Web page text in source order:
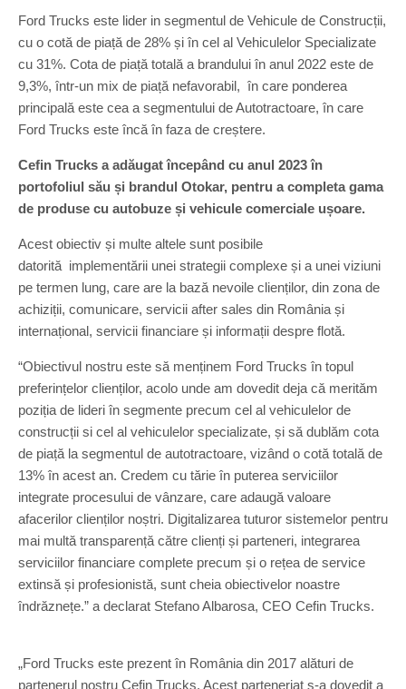
Ford Trucks este lider in segmentul de Vehicule de Construcții,
cu o cotă de piață de 28% și în cel al Vehiculelor Specializate
cu 31%. Cota de piață totală a brandului în anul 2022 este de
9,3%, într-un mix de piață nefavorabil, în care ponderea
principală este cea a segmentului de Autotractoare, în care
Ford Trucks este încă în faza de creștere.
Cefin Trucks a adăugat începând cu anul 2023 în
portofoliul său și brandul Otokar, pentru a completa gama
de produse cu autobuze și vehicule comerciale ușoare.
Acest obiectiv și multe altele sunt posibile
datorită implementării unei strategii complexe și a unei viziuni
pe termen lung, care are la bază nevoile clienților, din zona de
achiziții, comunicare, servicii after sales din România și
internațional, servicii financiare și informații despre flotă.
“Obiectivul nostru este să menținem Ford Trucks în topul
preferințelor clienților, acolo unde am dovedit deja că merităm
poziția de lideri în segmente precum cel al vehiculelor de
construcții si cel al vehiculelor specializate, și să dublăm cota
de piață la segmentul de autotractoare, vizând o cotă totală de
13% în acest an. Credem cu tărie în puterea serviciilor
integrate procesului de vânzare, care adaugă valoare
afacerilor clienților noștri. Digitalizarea tuturor sistemelor pentru
mai multă transparență către clienți și parteneri, integrarea
serviciilor financiare complete precum și o rețea de service
extinsă și profesionistă, sunt cheia obiectivelor noastre
îndrăznețe.” a declarat Stefano Albarosa, CEO Cefin Trucks.
„Ford Trucks este prezent în România din 2017 alături de
partenerul nostru Cefin Trucks. Acest parteneriat s-a dovedit a